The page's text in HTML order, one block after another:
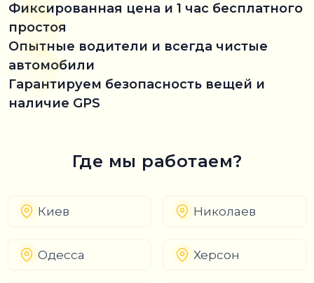
Фиксированная цена и 1 час бесплатного
простоя
Опытные водители и всегда чистые
автомобили
Гарантируем безопасность вещей и
наличие GPS
Где мы работаем?
Киев Николаев
Одесса Херсон